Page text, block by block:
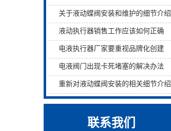
关于液动蝶阀安装和维护的细节介绍
液动执行器销售工作应该如何正确的开展
电液执行器厂家要重视品牌化创建
电液阀门出现卡死堵塞的解决办法
重新对液动蝶阀安装的相关细节介绍
联系我们